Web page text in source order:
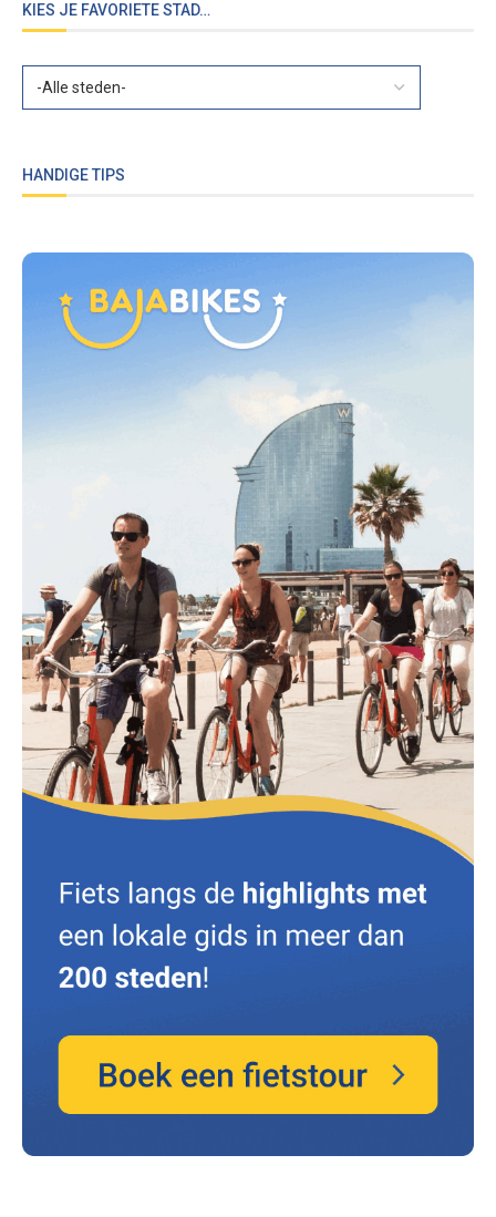
KIES JE FAVORIETE STAD…
HANDIGE TIPS